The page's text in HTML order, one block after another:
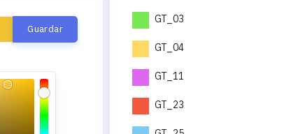
GT_03
GT_04
GT_11
GT_23